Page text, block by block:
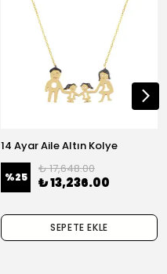
14 Ayar Aile Altın Kolye
%25
₺ 17,648.00
₺ 13,236.00
SEPETE EKLE